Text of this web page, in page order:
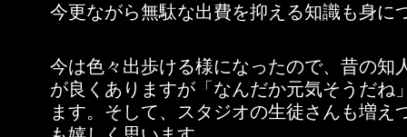
今更ながら無駄な出費を抑える知識も身に
今は色々出歩ける様になったので、昔の知
が良くありますが「なんだか元気そうだね
ます。そして、スタジオの生徒さんも増え